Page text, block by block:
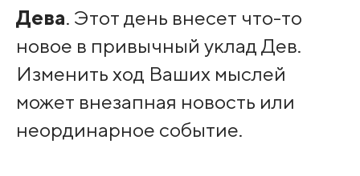
Дева. Этот день внесет что-то
новое в привычный уклад Дев.
Изменить ход Ваших мыслей
может внезапная новость или
неординарное событие.